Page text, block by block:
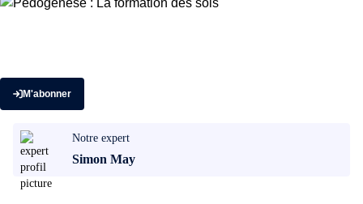
M'abonner
Notre expert
Simon May